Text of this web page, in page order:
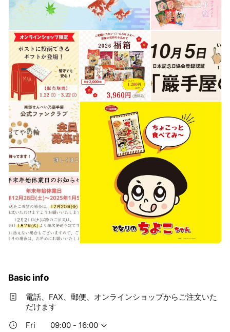
Basic info
電話、FAX、郵便、オンラインショップからご注文いた
だけます
Fri
09:00 - 16:00